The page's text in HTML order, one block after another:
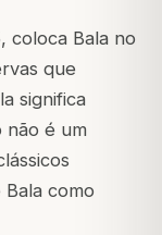
coloca Bala no
que
significa
não é um
como